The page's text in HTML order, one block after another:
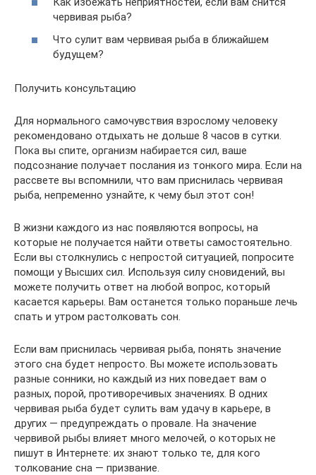
червивая рыба?
Что сулит вам червивая рыба в ближайшем
будущем?
Получить консультацию
Для нормального самочувствия взрослому человеку
рекомендовано отдыхать не дольше 8 часов в сутки.
Пока вы спите, организм набирается сил, ваше
подсознание получает послания из тонкого мира. Если на
рассвете вы вспомнили, что вам приснилась червивая
рыба, непременно узнайте, к чему был этот сон!
В жизни каждого из нас появляются вопросы, на
которые не получается найти ответы самостоятельно.
Если вы столкнулись с непростой ситуацией, попросите
помощи у Высших сил. Используя силу сновидений, вы
можете получить ответ на любой вопрос, который
касается карьеры. Вам останется только пораньше лечь
спать и утром растолковать сон.
Если вам приснилась червивая рыба, понять значение
этого сна будет непросто. Вы можете использовать
разные сонники, но каждый из них поведает вам о
разных, порой, противоречивых значениях. В одних
червивая рыба будет сулить вам удачу в карьере, в
других — предупреждать о провале. На значение
червивой рыбы влияет много мелочей, о которых не
пишут в Интернете: их знают только те, для кого
толкование сна — призвание.